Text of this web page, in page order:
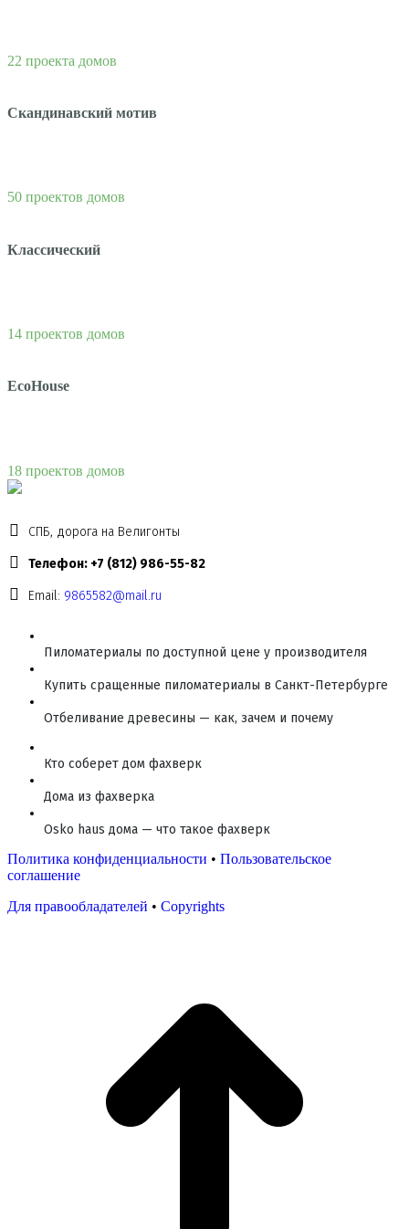
22 проекта домов
Скандинавский мотив
50 проектов домов
Классический
14 проектов домов
EcoHouse
18 проектов домов
СПБ, дорога на Велигонты
Телефон: +7 (812) 986-55-82
Email: 9865582@mail.ru
Пиломатериалы по доступной цене у производителя
Купить сращенные пиломатериалы в Санкт-Петербурге
Отбеливание древесины — как, зачем и почему
Кто соберет дом фахверк
Дома из фахверка
Osko haus дома — что такое фахверк
Политика конфиденциальности • Пользовательское
соглашение
Для правообладателей • Copyrights